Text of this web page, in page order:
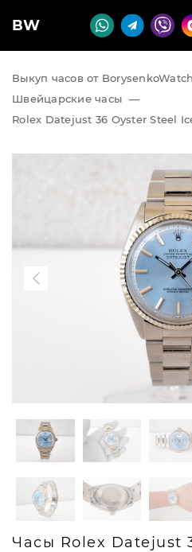
BW
Выкуп часов от BorysenkoWatch
Швейцарские часы —
Rolex Datejust 36 Oyster Steel
Часы Rolex Datejust